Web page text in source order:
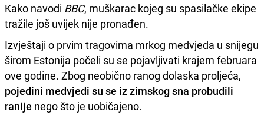
Kako navodi BBC, muškarac kojeg su spasilačke ekipe
tražile još uvijek nije pronađen.
Izvještaji o prvim tragovima mrkog medvjeda u snijegu
širom Estonija počeli su se pojavljivati krajem februara
ove godine. Zbog neobično ranog dolaska proljeća,
pojedini medvjedi su se iz zimskog sna probudili
ranije nego što je uobičajeno.